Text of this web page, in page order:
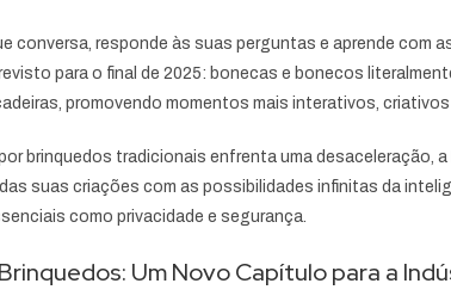
conversa, responde às suas perguntas e aprende com
para o final de 2025: bonecas e bonecos
promovendo momentos mais interativos,
por brinquedos tradicionais enfrenta uma
suas criações com as possibilidades infinitas da
como privacidade e segurança.
Um Novo Capítulo para a